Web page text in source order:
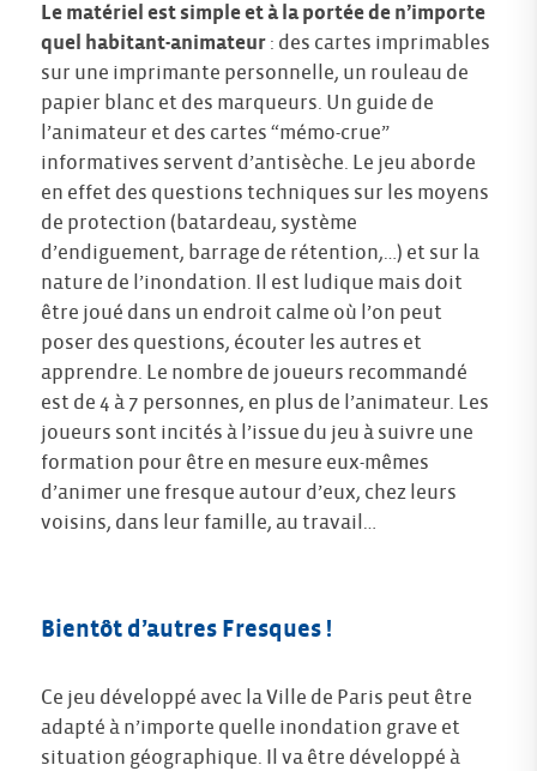
Le matériel est simple et à la portée de n’importe
quel habitant-animateur : des cartes imprimables
sur une imprimante personnelle, un rouleau de
papier blanc et des marqueurs. Un guide de
l’animateur et des cartes “mémo-crue”
informatives servent d’antisèche. Le jeu aborde
en effet des questions techniques sur les moyens
de protection (batardeau, système
d’endiguement, barrage de rétention,…) et sur la
nature de l’inondation. Il est ludique mais doit
être joué dans un endroit calme où l’on peut
poser des questions, écouter les autres et
apprendre. Le nombre de joueurs recommandé
est de 4 à 7 personnes, en plus de l’animateur. Les
joueurs sont incités à l’issue du jeu à suivre une
formation pour être en mesure eux-mêmes
d’animer une fresque autour d’eux, chez leurs
voisins, dans leur famille, au travail…
Bientôt d’autres Fresques !
Ce jeu développé avec la Ville de Paris peut être
adapté à n’importe quelle inondation grave et
situation géographique. Il va être développé à